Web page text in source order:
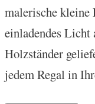
malerische kleine
einladendes Licht
Holzständer
jedem Regal in